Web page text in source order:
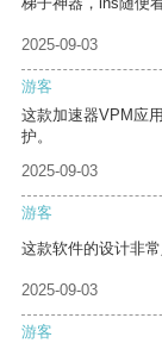
2025-09-03
游客
这款加速器VPM应
护。
2025-09-03
游客
这款软件的设计非
2025-09-03
游客